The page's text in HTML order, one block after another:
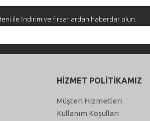
ile İndirim ve fırsatlardan haberdar olun.
HİZMET POLİTİKAMIZ
Müşteri Hizmetleri
Kullanım Koşulları